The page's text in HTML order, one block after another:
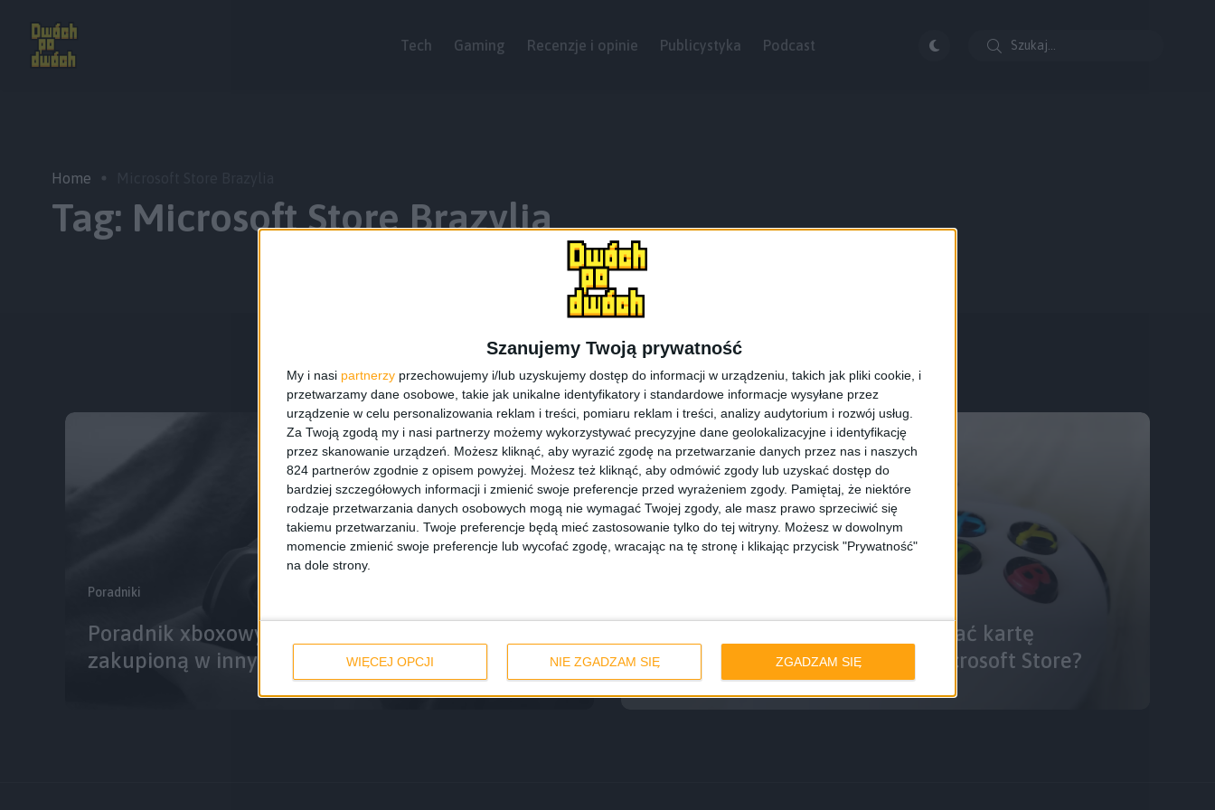
Szanujemy Twoją prywatność
My i nasi partnerzy przechowujemy i/lub uzyskujemy dostęp do informacji w urządzeniu, takich jak pliki cookie, i
przetwarzamy dane osobowe, takie jak unikalne identyfikatory i standardowe informacje wysyłane przez
urządzenie w celu personalizowania reklam i treści, pomiaru reklam i treści, analizy audytorium i rozwój usług.
Za Twoją zgodą my i nasi partnerzy możemy wykorzystywać precyzyjne dane geolokalizacyjne i identyfikację
przez skanowanie urządzeń. Możesz kliknąć, aby wyrazić zgodę na przetwarzanie danych przez nas i naszych
824 partnerów zgodnie z opisem powyżej. Możesz też kliknąć, aby odmówić zgody lub uzyskać dostęp do
bardziej szczegółowych informacji i zmienić swoje preferencje przed wyrażeniem zgody. Pamiętaj, że niektóre
rodzaje przetwarzania danych osobowych mogą nie wymagać Twojej zgody, ale masz prawo sprzeciwić się
takiemu przetwarzaniu. Twoje preferencje będą mieć zastosowanie tylko do tej witryny. Możesz w dowolnym
momencie zmienić swoje preferencje lub wycofać zgodę, wracając na tę stronę i klikając przycisk "Prywatność"
na dole strony.
WIĘCEJ OPCJI NIE ZGADZAM SIĘ ZGADZAM SIĘ
Tech Gaming Recenzje i opinie Publicystyka Podcast
Home
Tag: Microsoft Store Brazylia
Poradniki
Poradnik xboxowy #3: Jak aktywować grę
zakupioną w innym regionie?
Poradnik xboxowy: Jak aktywować kartę
podarunkową w brazylijskim Microsoft Store?